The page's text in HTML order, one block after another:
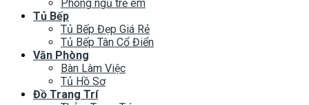
Phòng ngủ trẻ em
Tủ Bếp
Tủ Bếp Đẹp Giá Rẻ
Tủ Bếp Tân Cổ Điển
Văn Phòng
Bàn Làm Việc
Tủ Hồ Sơ
Đồ Trang Trí